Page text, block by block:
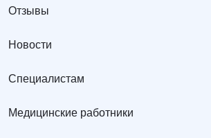
Отзывы
Новости
Специалистам
Медицинские работники